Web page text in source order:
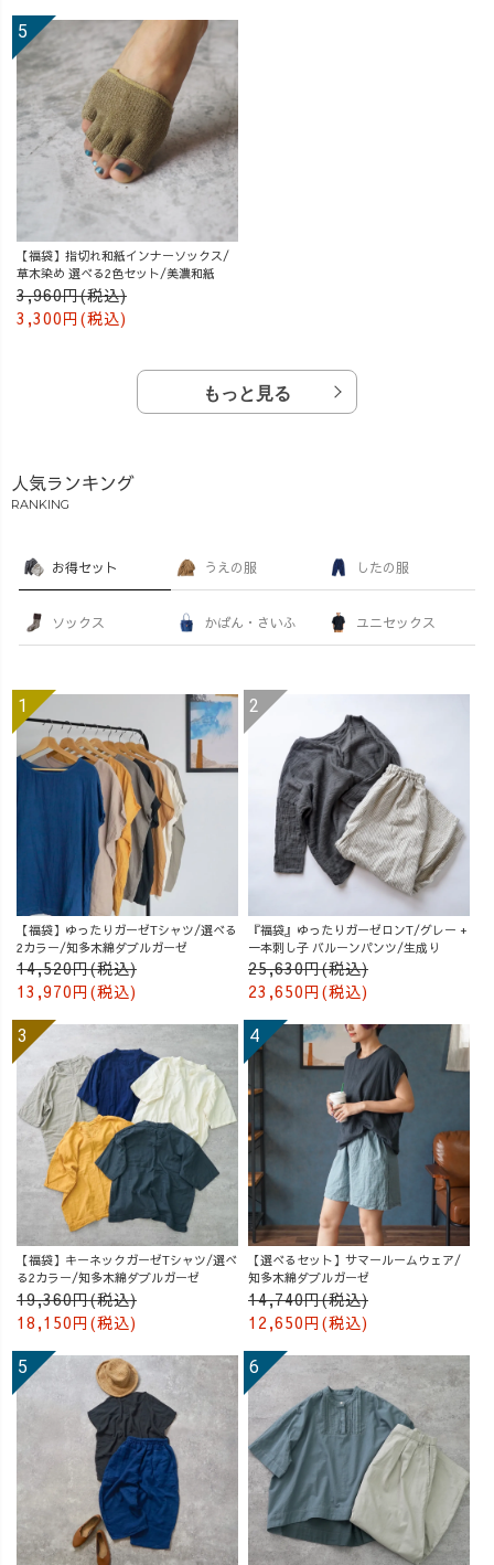
【福袋】指切れ和紙インナーソックス/
草木染め 選べる2色セット/美濃和紙
3,960円(税込)
3,300円(税込)
もっと見る
人気ランキング
RANKING
お得セット うえの服 したの服
ソックス かばん・さいふ ユニセックス
【福袋】ゆったりガーゼTシャツ/選べる
2カラー/知多木綿ダブルガーゼ
14,520円(税込)
13,970円(税込)
『福袋』ゆったりガーゼロンT/グレー +
一本刺し子 バルーンパンツ/生成り
25,630円(税込)
23,650円(税込)
【福袋】キーネックガーゼTシャツ/選べ
る2カラー/知多木綿ダブルガーゼ
19,360円(税込)
18,150円(税込)
【選べるセット】サマールームウェア/
知多木綿ダブルガーゼ
14,740円(税込)
12,650円(税込)